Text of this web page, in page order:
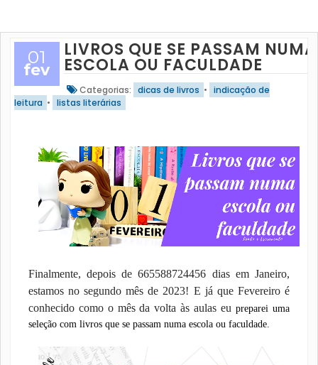
01
fev
LIVROS QUE SE PASSAM NUMA
ESCOLA OU FACULDADE
Categorias: dicas de livros • indicação de
leitura • listas literárias
Finalmente, depois de 665588724456 dias em Janeiro,
estamos no segundo mês de 2023! E já que Fevereiro é
conhecido como o mês da volta às aulas eupreparei uma
seleção com livros que se passam numa escola ou faculdade.